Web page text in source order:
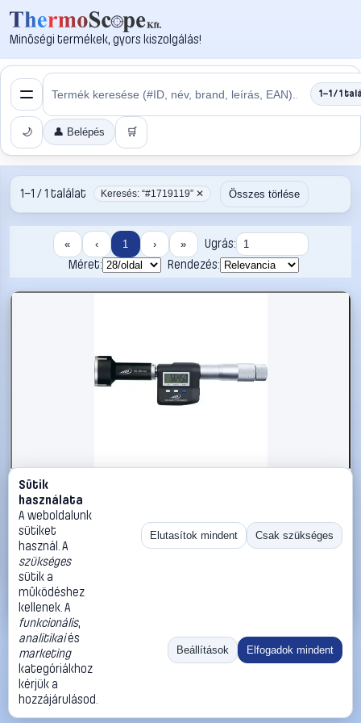
Minőségi termékek, gyors kiszolgálás!
1–1 / 1
🌙 👤 Belépés 🛒
1–1 / 1 találat Keresés: “#1719119” ✕ Összes törlése
« ‹ 1 › »
Ugrás:
Méret:
Rendezés:
#1719119
HELIOS PREISSER 1923512 Belső mikrométer Leolvasás:
0.001 mm
HELIOS PREISSER Mikrométerek
548 990 Ft
Kosárba
«
Ugrás:
Méret:
Rendezés:
©2026
ThermoScope
ÁSZF
Cégbemutató
Sütik
használata
A weboldalunk
sütiket
használ. A
szükséges
sütik a
működéshez
kellenek. A
funkcionális,
analitikaiés
marketing
kategóriákhoz
kérjük a
hozzájárulásod.
Elutasítok mindent Csak szükséges
Beállítások Elfogadok mindent